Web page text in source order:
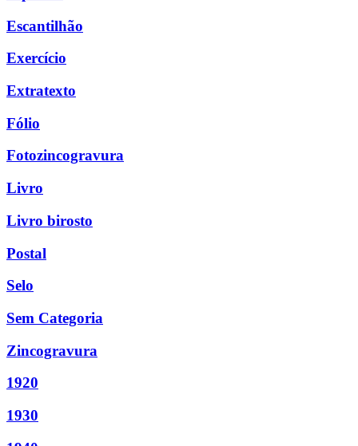
Escantilhão
Exercício
Extratexto
Fólio
Fotozincogravura
Livro
Livro birosto
Postal
Selo
Sem Categoria
Zincogravura
1920
1930